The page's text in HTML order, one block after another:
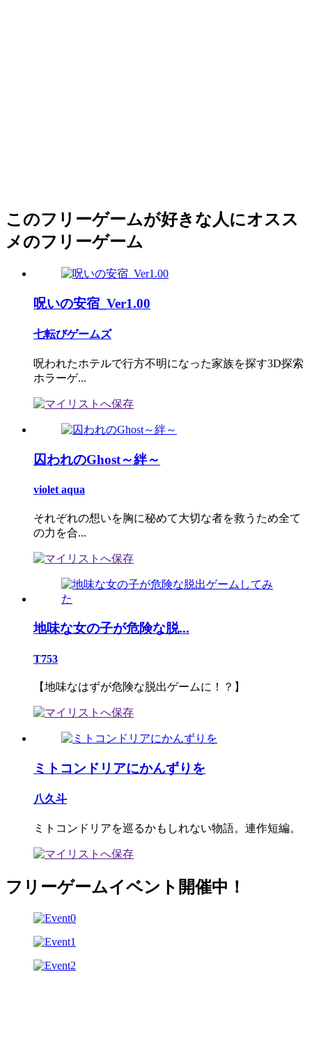
このフリーゲームが好きな人にオスス
メのフリーゲーム
呪いの安宿_Ver1.00
七転びゲームズ
呪われたホテルで行方不明になった家族を探す3D探索
ホラーゲ...
囚われのGhost～絆～
violet aqua
それぞれの想いを胸に秘めて大切な者を救うため全て
の力を合...
地味な女の子が危険な脱...
T753
【地味なはずが危険な脱出ゲームに！？】
ミトコンドリアにかんずりを
八久斗
ミトコンドリアを巡るかもしれない物語。連作短編。
フリーゲームイベント開催中！